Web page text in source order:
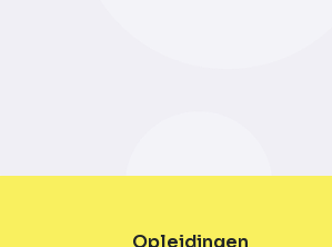
Opleidingen